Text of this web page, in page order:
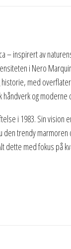
– inspirert av
i Nero
med
og moderne
i 1983. Sin vision
trendy
dette med fokus på